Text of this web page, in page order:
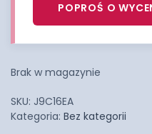
POPROŚ O
Brak w magazynie
SKU: J9C16EA
Kategoria: Bez kategorii